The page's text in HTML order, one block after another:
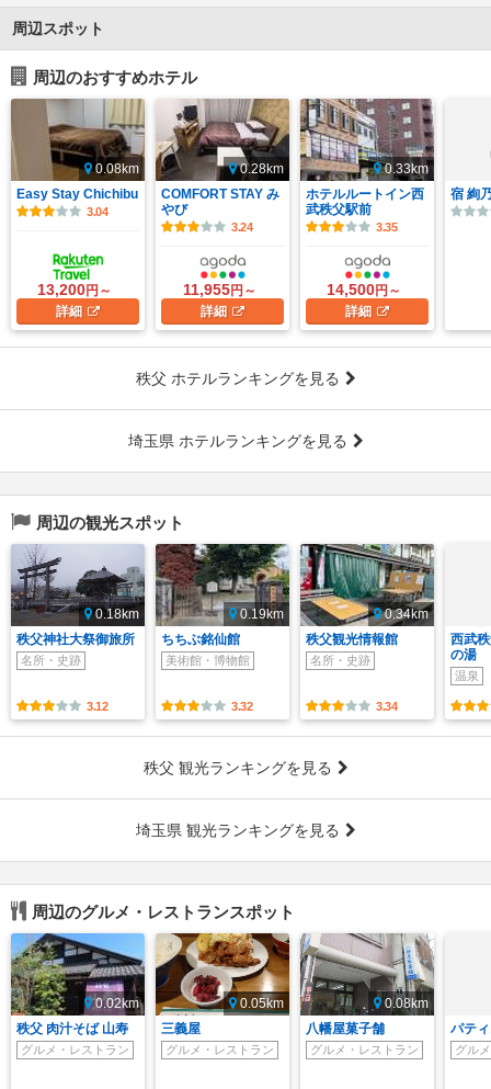
周辺スポット
周辺のおすすめホテル
0.08km
Easy Stay Chichibu
3.04
13,200円～
詳細
0.28km
COMFORT STAY み
やび
3.24
11,955円～
詳細
0.33km
ホテルルートイン西
武秩父駅前
3.35
14,500円～
詳細
宿 絢
秩父 ホテルランキングを見る
埼玉県 ホテルランキングを見る
周辺の観光スポット
0.18km
秩父神社大祭御旅所
名所・史跡
3.12
0.19km
ちちぶ銘仙館
美術館・博物館
3.32
0.34km
秩父観光情報館
名所・史跡
3.34
西武
の湯
温泉
秩父 観光ランキングを見る
埼玉県 観光ランキングを見る
周辺のグルメ・レストランスポット
0.02km
秩父 肉汁そば 山寿
グルメ・レストラン
0.05km
三義屋
グルメ・レストラン
0.08km
八幡屋菓子舗
グルメ・レストラン
パテ
グル